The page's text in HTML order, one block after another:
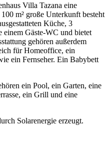
Villa Tazana eine
m² große Unterkunft besteht
Küche, 3
einem Gäste-WC und bietet
gehören außerdem
für Homeoffice, ein
ein Fernseher. Ein Babybett
ein Pool, ein Garten, eine
ein Grill und eine
Solarenergie erzeugt.